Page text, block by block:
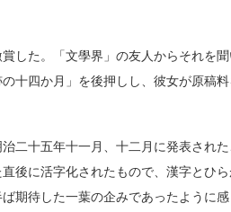
した。「文學界」の友人からそれを
十四か月」を後押しし、彼女が原稿
二十五年十一月、十二月に発表された
後に活字化されたもので、漢字とひ
期待した一葉の企みであったように感